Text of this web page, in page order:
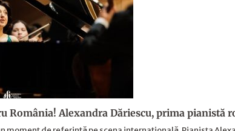
România! Alexandra Dăriescu, prima pianistă